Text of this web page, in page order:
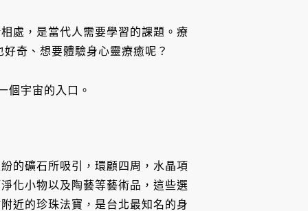
處，是當代人需要學習的課題。療
奇、想要體驗身心靈療癒呢？
個宇宙的入口。
的礦石所吸引，環顧四周，水晶項
化小物以及陶藝等藝術品，這些選
近的珍珠法寶，是台北最知名的身